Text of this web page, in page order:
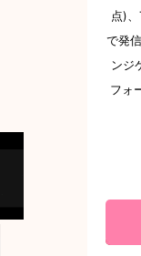
点)
で発
ンジ
フォ